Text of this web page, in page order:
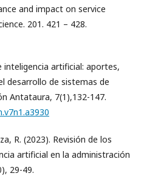
and impact on service
201. 421 – 428.
inteligencia artificial: aportes,
desarrollo de sistemas de
Antataura, 7(1),132-147.
R. (2023). Revisión de los
artificial en la administración
29-49.